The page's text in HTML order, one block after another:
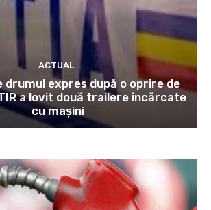
ACTUAL
drumul expres după o oprire de
a lovit două trailere încărcate
cu mașini